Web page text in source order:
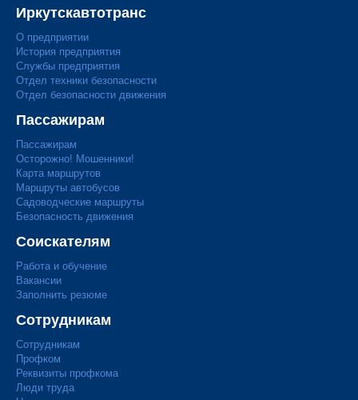
Иркутскавтотранс
О предприятии
История предприятия
Службы предприятия
Отдел техники безопасности
Отдел безопасности движения
Пассажирам
Пассажирам
Осторожно! Мошенники!
Карта маршрутов
Маршруты автобусов
Садоводческие маршруты
Безопасность движения
Соискателям
Работа и обучение
Вакансии
Заполнить резюме
Сотрудникам
Сотрудникам
Профком
Реквизиты профкома
Люди труда